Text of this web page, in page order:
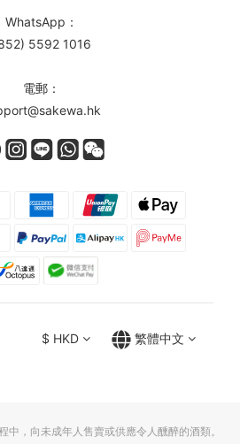
WhatsApp：
5592 1016
電郵：
$ HKD 繁體中文
中，向未成年人售賣或供應令人醺醉的酒類。